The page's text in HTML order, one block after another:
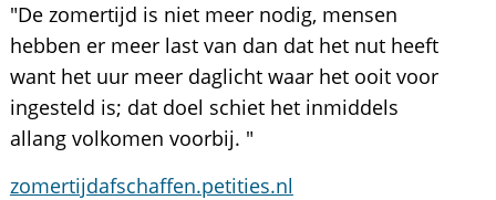
"De zomertijd is niet meer nodig, mensen
hebben er meer last van dan dat het nut heeft
want het uur meer daglicht waar het ooit voor
ingesteld is; dat doel schiet het inmiddels
allang volkomen voorbij. "
zomertijdafschaffen.petities.nl